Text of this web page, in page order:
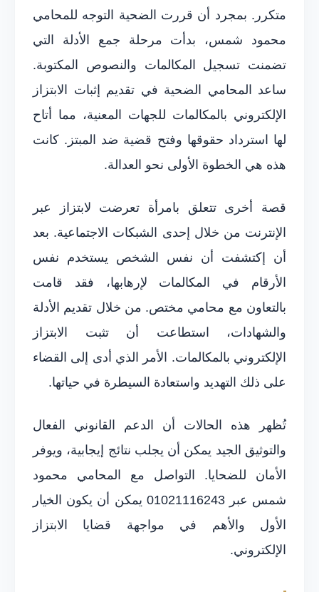
متكرر. بمجرد أن قررت الضحية التوجه للمحامي
محمود شمس، بدأت مرحلة جمع الأدلة التي
تضمنت تسجيل المكالمات والنصوص المكتوبة.
ساعد المحامي الضحية في تقديم إثبات الابتزاز
الإلكتروني بالمكالمات للجهات المعنية، مما أتاح
لها استرداد حقوقها وفتح قضية ضد المبتز. كانت
هذه هي الخطوة الأولى نحو العدالة.
قصة أخرى تتعلق بامرأة تعرضت لابتزاز عبر
الإنترنت من خلال إحدى الشبكات الاجتماعية. بعد
أن إكتشفت أن نفس الشخص يستخدم نفس
الأرقام في المكالمات لإرهابها، فقد قامت
بالتعاون مع محامي مختص. من خلال تقديم الأدلة
والشهادات، استطاعت أن تثبت الابتزاز
الإلكتروني بالمكالمات. الأمر الذي أدى إلى القضاء
على ذلك التهديد واستعادة السيطرة في حياتها.
تُظهر هذه الحالات أن الدعم القانوني الفعال
والتوثيق الجيد يمكن أن يجلب نتائج إيجابية، ويوفر
الأمان للضحايا. التواصل مع المحامي محمود
شمس عبر 01021116243 يمكن أن يكون الخيار
الأول والأهم في مواجهة قضايا الابتزاز
الإلكتروني.